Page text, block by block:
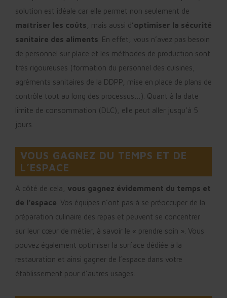
solution est idéale car elle permet non seulement de
maîtriser les coûts , mais aussi d’optimiser la sécurité
sanitaire des aliments . En effet, vous n’avez pas besoin
de personnel sur place et les méthodes de production sont
très rigoureuses (formation du personnel des cuisines,
agréments sanitaires de la DDPP, mise en place de plans de
contrôle tout au long des processus…). Quant à la date
limite de consommation (DLC), elle peut aller jusqu’à 5
jours.
VOUS GAGNEZ DU TEMPS ET DE
L’ESPACE
A côté de cela, vous gagnez évidemment du temps et
de l’espace . Vos équipes n’ont pas à se préoccuper de la
préparation culinaire des repas et peuvent se concentrer
sur leur cœur de métier, à savoir le « prendre soin ». Vous
pouvez également optimiser la surface dédiée à la
restauration et ainsi gagner de l’espace dans votre
établissement pour d’autres usages.